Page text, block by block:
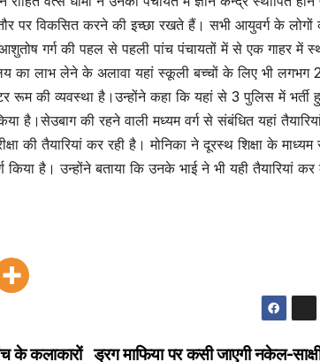
पर विकसित करने की इच्छा रखते हैं। सभी आयुवर्ग के लोगों
गर्ग की पहल से पहली पांच पंचायतों में से एक गाहर में
लाभ लेने के अलावा यहां स्कूली बच्चों के लिए भी लगभग
की व्यवस्था है।उन्होंने कहा कि यहां से 3 पुलिस में भर्ती
है।सेउबाग की रहने वाली मध्यम वर्ग से संबंधित यहां
की तैयारियां कर रही है। मोनिका ने दूरस्थ शिक्षा के
किया है। उन्होंने बताया कि उनके भाई ने भी यही तैयारियां
ड्रग माफिया पर कसी जाएगी नकेल-
के कलाकारों